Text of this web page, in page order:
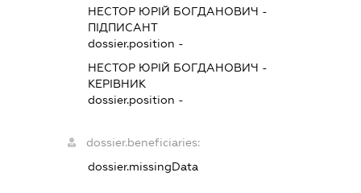
НЕСТОР ЮРІЙ БОГДАНОВИЧ -
ПІДПИСАНТ
dossier.position -
НЕСТОР ЮРІЙ БОГДАНОВИЧ -
КЕРІВНИК
dossier.position -
dossier.beneficiaries:
dossier.missingData